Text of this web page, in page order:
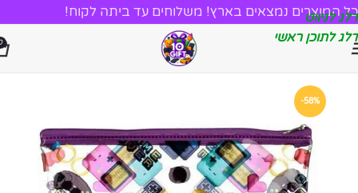
דלג לניווט
דלג לתוכן ראשי
כל המוצרים נמצאים בארץ! משלוחים עד ביתה לקוח!
-58%